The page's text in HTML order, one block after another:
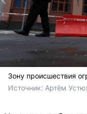
Зону происшествия
Источник: Артём